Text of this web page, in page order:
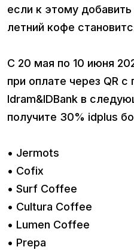
если к этому
летний кофе
С 20 мая по 10 июня
при оплате через QR
Idram&IDBank в
получите 30% idplus
• Jermots
• Cofix
• Surf Coffee
• Cultura Coffee
• Lumen Coffee
• Prepa